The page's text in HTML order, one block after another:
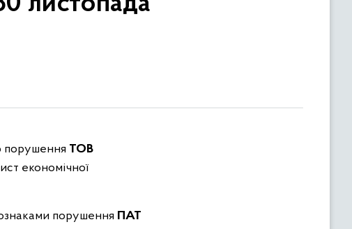
порушення ТОВ
економічної
порушення ПАТ